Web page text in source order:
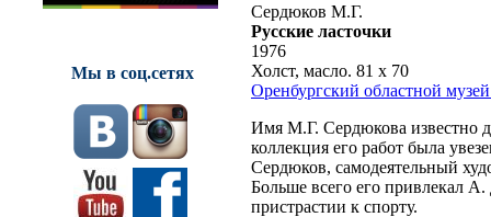
Мы в соц.сетях
Сердюков М.Г.
Русские ласточки
1976
Холст, масло. 81 х 70
Оренбургский областной
Имя М.Г. Сердюкова известно
коллекция его работ была
Сердюков, самодеятельный
Больше всего его привлекал
пристрастии к спорту.